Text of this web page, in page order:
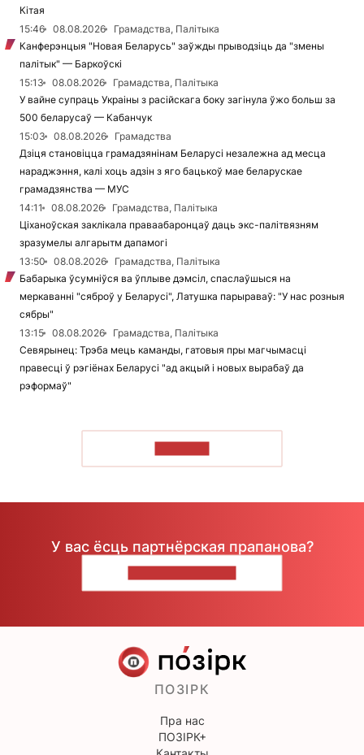
Кітая
15:46
08.08.2026
Грамадства, Палітыка
Канферэнцыя "Новая Беларусь" заўжды прыводзіць да "змены
палітык" — Баркоўскі
15:13
08.08.2026
Грамадства, Палітыка
У вайне супраць Украіны з расійскага боку загінула ўжо больш за
500 беларусаў — Кабанчук
15:03
08.08.2026
Грамадства
Дзіця становіцца грамадзянінам Беларусі незалежна ад месца
нараджэння, калі хоць адзін з яго бацькоў мае беларускае
грамадзянства — МУС
14:11
08.08.2026
Грамадства, Палітыка
Ціханоўская заклікала праваабаронцаў даць экс-палітвязням
зразумелы алгарытм дапамогі
13:50
08.08.2026
Грамадства, Палітыка
Бабарыка ўсумніўся ва ўплыве дэмсіл, спаслаўшыся на
меркаванні "сяброў у Беларусі", Латушка парыраваў: "У нас розныя
сябры"
13:15
08.08.2026
Грамадства, Палітыка
Севярынец: Трэба мець каманды, гатовыя пры магчымасці
правесці ў рэгіёнах Беларусі "ад акцый і новых вырабаў да
рэформаў"
У вас ёсць партнёрская прапанова?
ПОЗІРК
Пра нас
ПОЗІРК+